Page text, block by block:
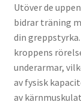
Utöver de
bidrar träning
din
kroppens
underarmar,
av fysisk
av